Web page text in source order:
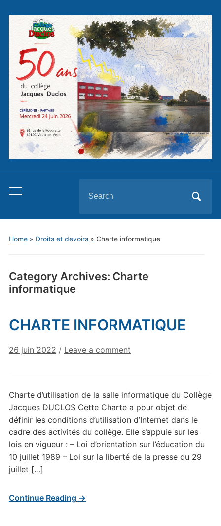
Toggle
menu
for:
Home» Droits et devoirs» Charte informatique
Category Archives: Charte
informatique
CHARTE INFORMATIQUE
26 juin 2022 / Leave a comment
Charte d’utilisation de la salle informatique du Collège
Jacques DUCLOS Cette Charte a pour objet de
définir les conditions d’utilisation d’Internet dans le
cadre des activités du collège. Elle s’appuie sur les
lois en vigueur : – Loi d’orientation sur l’éducation du
10 juillet 1989 – Loi sur la liberté de la presse du 29
juillet […]
Continue Reading →